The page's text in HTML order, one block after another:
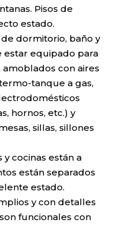
Pisos de
estado.
dormitorio, baño y
estar equipado para
con aires
tanque a gas,
hornos, etc.) y
sillas, sillones
y cocinas están a
están separados
estado.
y con detalles
funcionales con